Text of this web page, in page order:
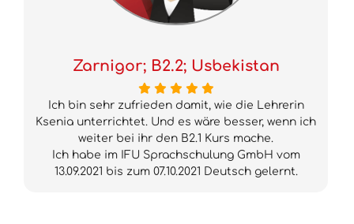
Zarnigor; B2.2; Usbekistan
Ich bin sehr zufrieden damit, wie die Lehrerin
Ksenia unterrichtet. Und es wäre besser, wenn ich
weiter bei ihr den B2.1 Kurs mache.
Ich habe im IFU Sprachschulung GmbH vom
13.09.2021 bis zum 07.10.2021 Deutsch gelernt.